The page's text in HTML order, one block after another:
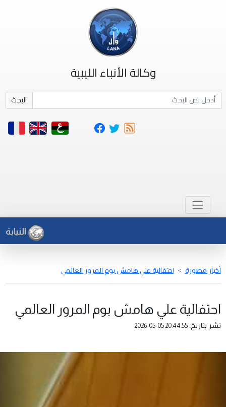
وكالة الأنباء الليبية
البحث
أخبار مصورة احتفالية علي هامش بوم المرور العالمي
احتفالية علي هامش بوم المرور العالمي
نشر بتاريخ:2026-05-05 20:44:55